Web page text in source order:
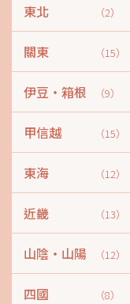
東北 （2）
關東 （15）
伊豆・箱根 （9）
甲信越 （15）
東海 （12）
近畿 （13）
山陰・山陽 （12）
四國 （8）